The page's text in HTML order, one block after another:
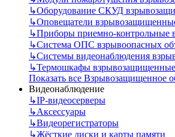
↳Оборудование СКУД
↳Оповещатели
↳Приборы приемно-контрольные
↳Система ОПС взрывоопасных
↳Системы видеонаблюдения
↳Термошкафы взрывозащищенные
Показать все Взрывозащищенное
Видеонаблюдение
↳IP-видеосерверы
↳Аксессуары
↳Видеорегистраторы
↳Жёсткие диски и карты памяти